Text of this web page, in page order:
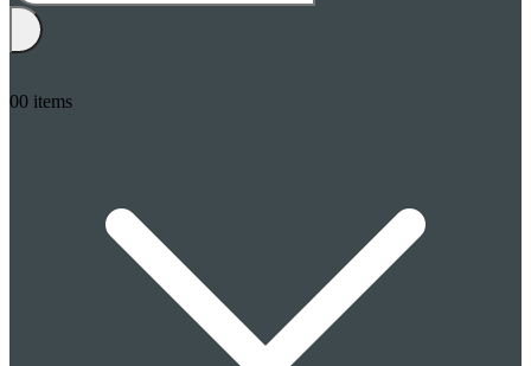
00 items